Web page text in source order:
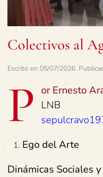
Colectivos al
Escrito en 05/07/2026.
P or Ernesto
LNB
Ego del Arte
Dinámicas Sociales